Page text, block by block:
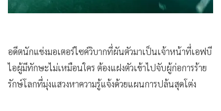
อดีตนักแข่งมอเตอร์ไซค์วิบากที่ผันตัวมาเป็นเจ้าหน้าที่เอฟบี
ไอผู้มีทักษะไม่เหมือนใคร ต้องแฝงตัวเข้าไปจับผู้ก่อการร้าย
รักษ์โลกที่มุ่งแสวงหาความรู้แจ้งด้วยแผนการปล้นสุดโต่ง